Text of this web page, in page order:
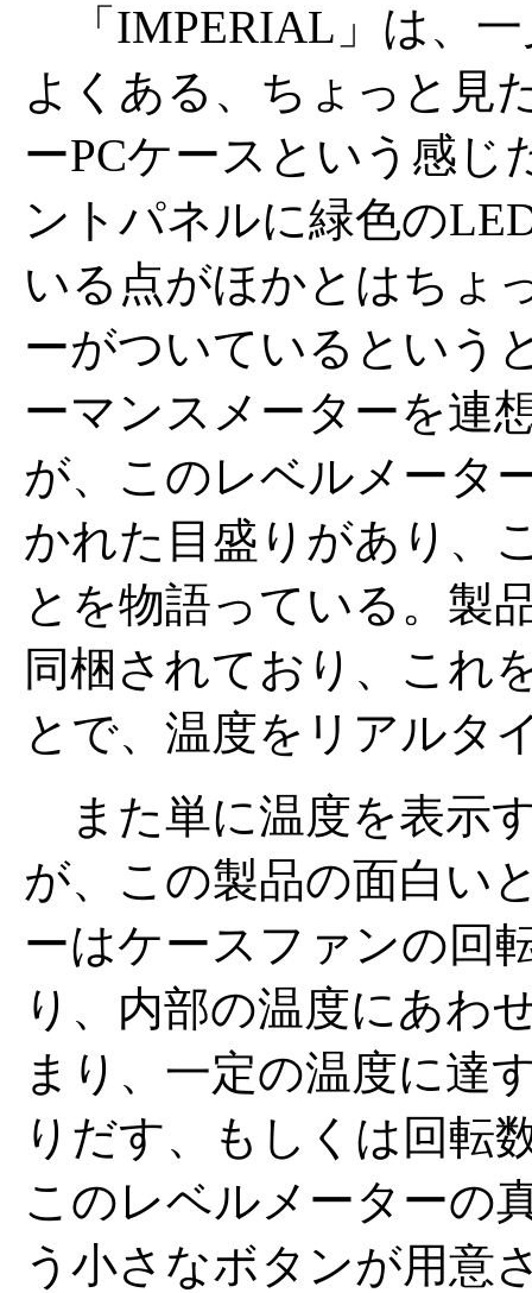
「IMPERIAL」は、一
よくある、ちょっと見
ーPCケースという感
ントパネルに緑色の
いる点がほかとはちょ
ーがついているという
ーマンスメーターを連
が、このレベルメータ
かれた目盛りがあり、
とを物語っている。製
同梱されており、これ
とで、温度をリアルタ
また単に温度を表示
が、この製品の面白い
ーはケースファンの回
り、内部の温度にあわ
まり、一定の温度に達
りだす、もしくは回転
このレベルメーターの
う小さなボタンが用意